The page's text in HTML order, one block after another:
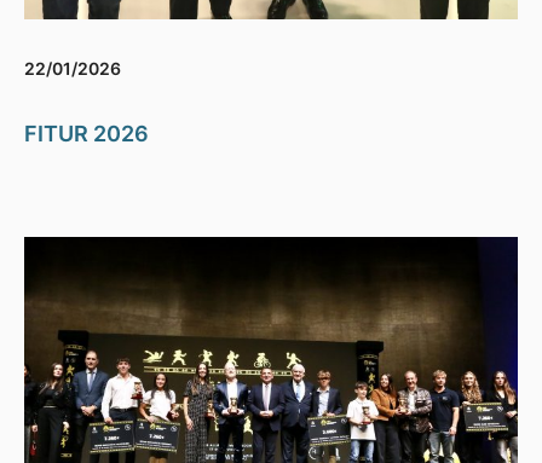
22/01/2026
FITUR 2026